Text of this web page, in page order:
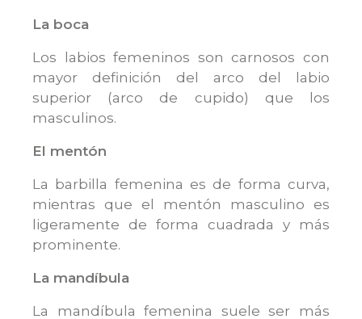
La boca
Los labios femeninos son carnosos con
mayor definición del arco del labio
superior (arco de cupido) que los
masculinos.
El mentón
La barbilla femenina es de forma curva,
mientras que el mentón masculino es
ligeramente de forma cuadrada y más
prominente.
La mandíbula
La mandíbula femenina suele ser más